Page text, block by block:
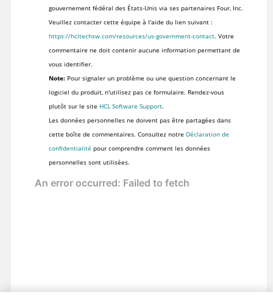
gouvernement fédéral des États-Unis via ses partenaires Four, Inc.
Veuillez contacter cette équipe à l'aide du lien suivant :
https://hcltechsw.com/resources/us-government-contact. Votre
commentaire ne doit contenir aucune information permettant de
vous identifier.
Note:Pour signaler un problème ou une question concernant le
logiciel du produit, n'utilisez pas ce formulaire. Rendez-vous
plutôt sur le site HCL Software Support.
Les données personnelles ne doivent pas être partagées dans
cette boîte de commentaires. Consultez notre Déclaration de
confidentialité pour comprendre comment les données
personnelles sont utilisées.